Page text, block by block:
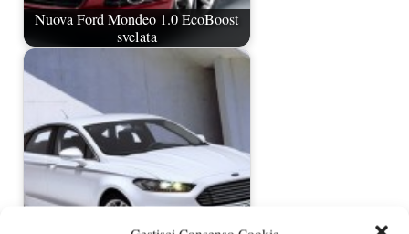
Nuova Ford Mondeo 1.0 EcoBoost
svelata